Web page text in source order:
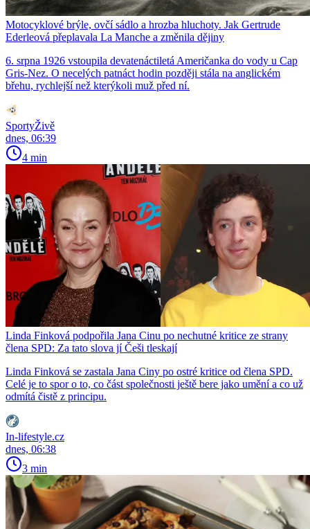
Motocyklové brýle, ovčí sádlo a hrozba hluchoty. Jak Gertrude
Ederleová přeplavala La Manche a změnila dějiny
6. srpna 1926 vstoupila devatenáctiletá Američanka do vody u Cap
Gris-Nez. O necelých patnáct hodin později stála na anglickém
břehu, rychlejší než kterýkoli muž před ní.
SportyŽivě
dnes, 06:39
4 min
Linda Finková podpořila Jana Cinu po nechutné kritice ze strany
člena SPD: Za tato slova jí Češi tleskají
Linda Finková se zastala Jana Ciny po ostré kritice od člena SPD.
Celé je to spor o to, co část společnosti ještě bere jako umění a co už
odmítá čistě z principu.
In-lifestyle.cz
dnes, 06:38
3 min